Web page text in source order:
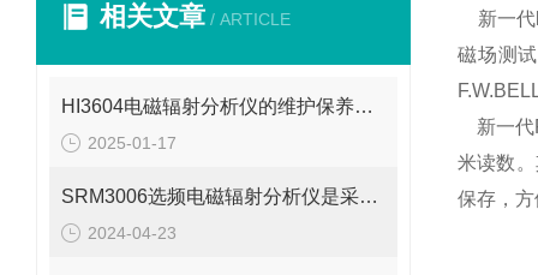
相关文章 / ARTICLE
HI3604电磁辐射分析仪的维护保养需要从多个方面入手
2025-01-17
SRM3006选频电磁辐射分析仪是采用选频技术设计的
2024-04-23
新一代
磁场测
新一代
米读数
保存，